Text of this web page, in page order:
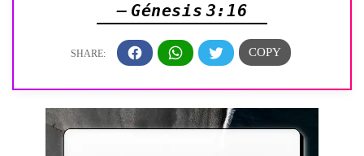
— Génesis 3:16